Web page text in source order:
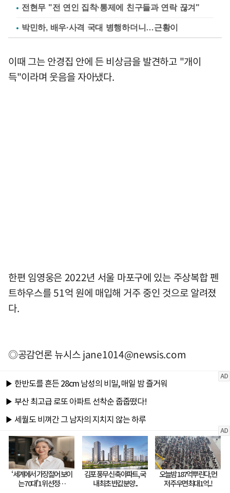
전현무 "전 연인 집착·통제에 친구들과 연락 끊겨"
박민하, 배우·사격 국대 병행하더니…근황이
이때 그는 안경집 안에 든 비상금을 발견하고 "개이
득"이라며 웃음을 자아냈다.
한편 임영웅은 2022년 서울 마포구에 있는 주상복합 펜
트하우스를 51억 원에 매입해 거주 중인 것으로 알려졌
다.
◎공감언론 뉴시스jane1014@newsis.com